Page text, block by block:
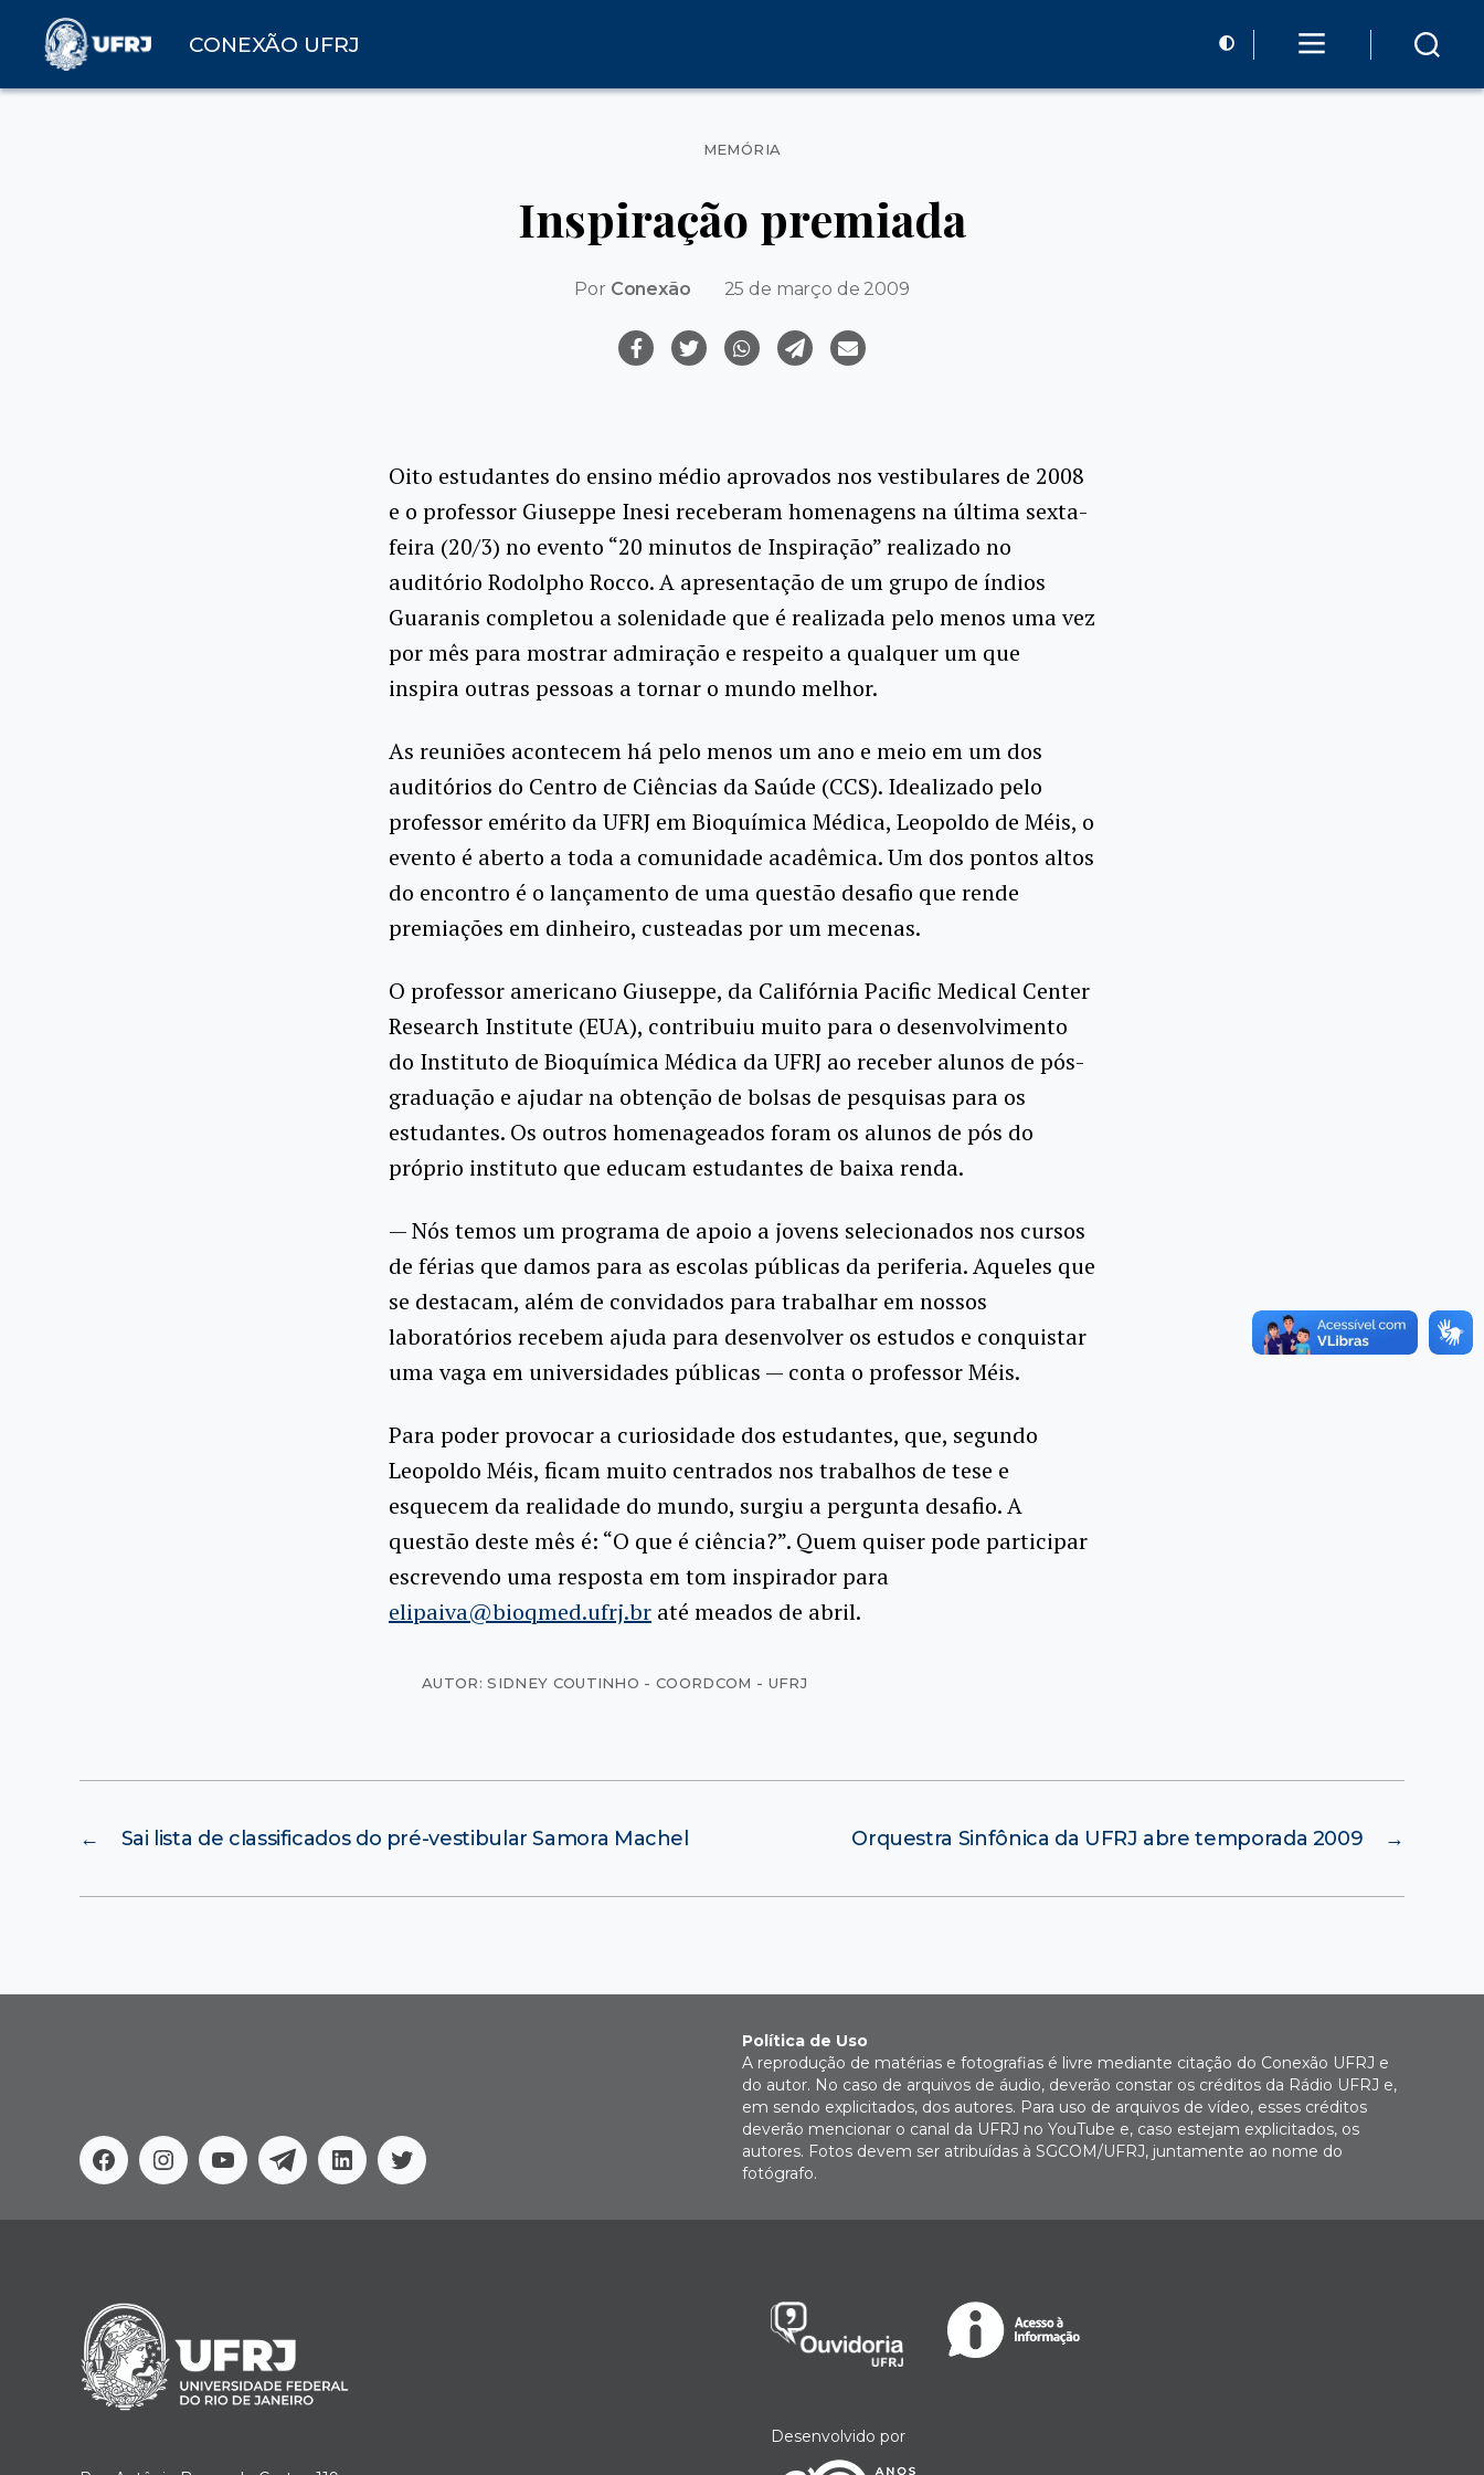
CONEXÃO UFRJ
Categorias
MEMÓRIA
Inspiração premiada
Por Conexão 25 de março de 2009
Oito estudantes do ensino médio aprovados nos vestibulares de 2008
e o professor Giuseppe Inesi receberam homenagens na última sexta-
feira (20/3) no evento “20 minutos de Inspiração” realizado no
auditório Rodolpho Rocco. A apresentação de um grupo de índios
Guaranis completou a solenidade que é realizada pelo menos uma vez
por mês para mostrar admiração e respeito a qualquer um que
inspira outras pessoas a tornar o mundo melhor.
As reuniões acontecem há pelo menos um ano e meio em um dos
auditórios do Centro de Ciências da Saúde (CCS). Idealizado pelo
professor emérito da UFRJ em Bioquímica Médica, Leopoldo de Méis, o
evento é aberto a toda a comunidade acadêmica. Um dos pontos altos
do encontro é o lançamento de uma questão desafio que rende
premiações em dinheiro, custeadas por um mecenas.
O professor americano Giuseppe, da Califórnia Pacific Medical Center
Research Institute (EUA), contribuiu muito para o desenvolvimento
do Instituto de Bioquímica Médica da UFRJ ao receber alunos de pós-
graduação e ajudar na obtenção de bolsas de pesquisas para os
estudantes. Os outros homenageados foram os alunos de pós do
próprio instituto que educam estudantes de baixa renda.
— Nós temos um programa de apoio a jovens selecionados nos cursos
de férias que damos para as escolas públicas da periferia. Aqueles que
se destacam, além de convidados para trabalhar em nossos
laboratórios recebem ajuda para desenvolver os estudos e conquistar
uma vaga em universidades públicas — conta o professor Méis.
Para poder provocar a curiosidade dos estudantes, que, segundo
Leopoldo Méis, ficam muito centrados nos trabalhos de tese e
esquecem da realidade do mundo, surgiu a pergunta desafio. A
questão deste mês é: “O que é ciência?”. Quem quiser pode participar
escrevendo uma resposta em tom inspirador para
elipaiva@bioqmed.ufrj.br até meados de abril.
AUTOR: SIDNEY COUTINHO - COORDCOM - UFRJ
← Sai lista de classificados do pré-vestibular Samora Machel →
Orquestra Sinfônica da UFRJ abre temporada 2009
FacebookInstagram
YoutubeTelegramLinkedinTwitter
Política de Uso
A reprodução de matérias e fotografias é livre mediante citação do Conexão UFRJ e
do autor. No caso de arquivos de áudio, deverão constar os créditos da Rádio UFRJ e,
em sendo explicitados, dos autores. Para uso de arquivos de vídeo, esses créditos
deverão mencionar o canal da UFRJ no YouTube e, caso estejam explicitados, os
autores. Fotos devem ser atribuídas à SGCOM/UFRJ, juntamente ao nome do
fotógrafo.
Desenvolvido por